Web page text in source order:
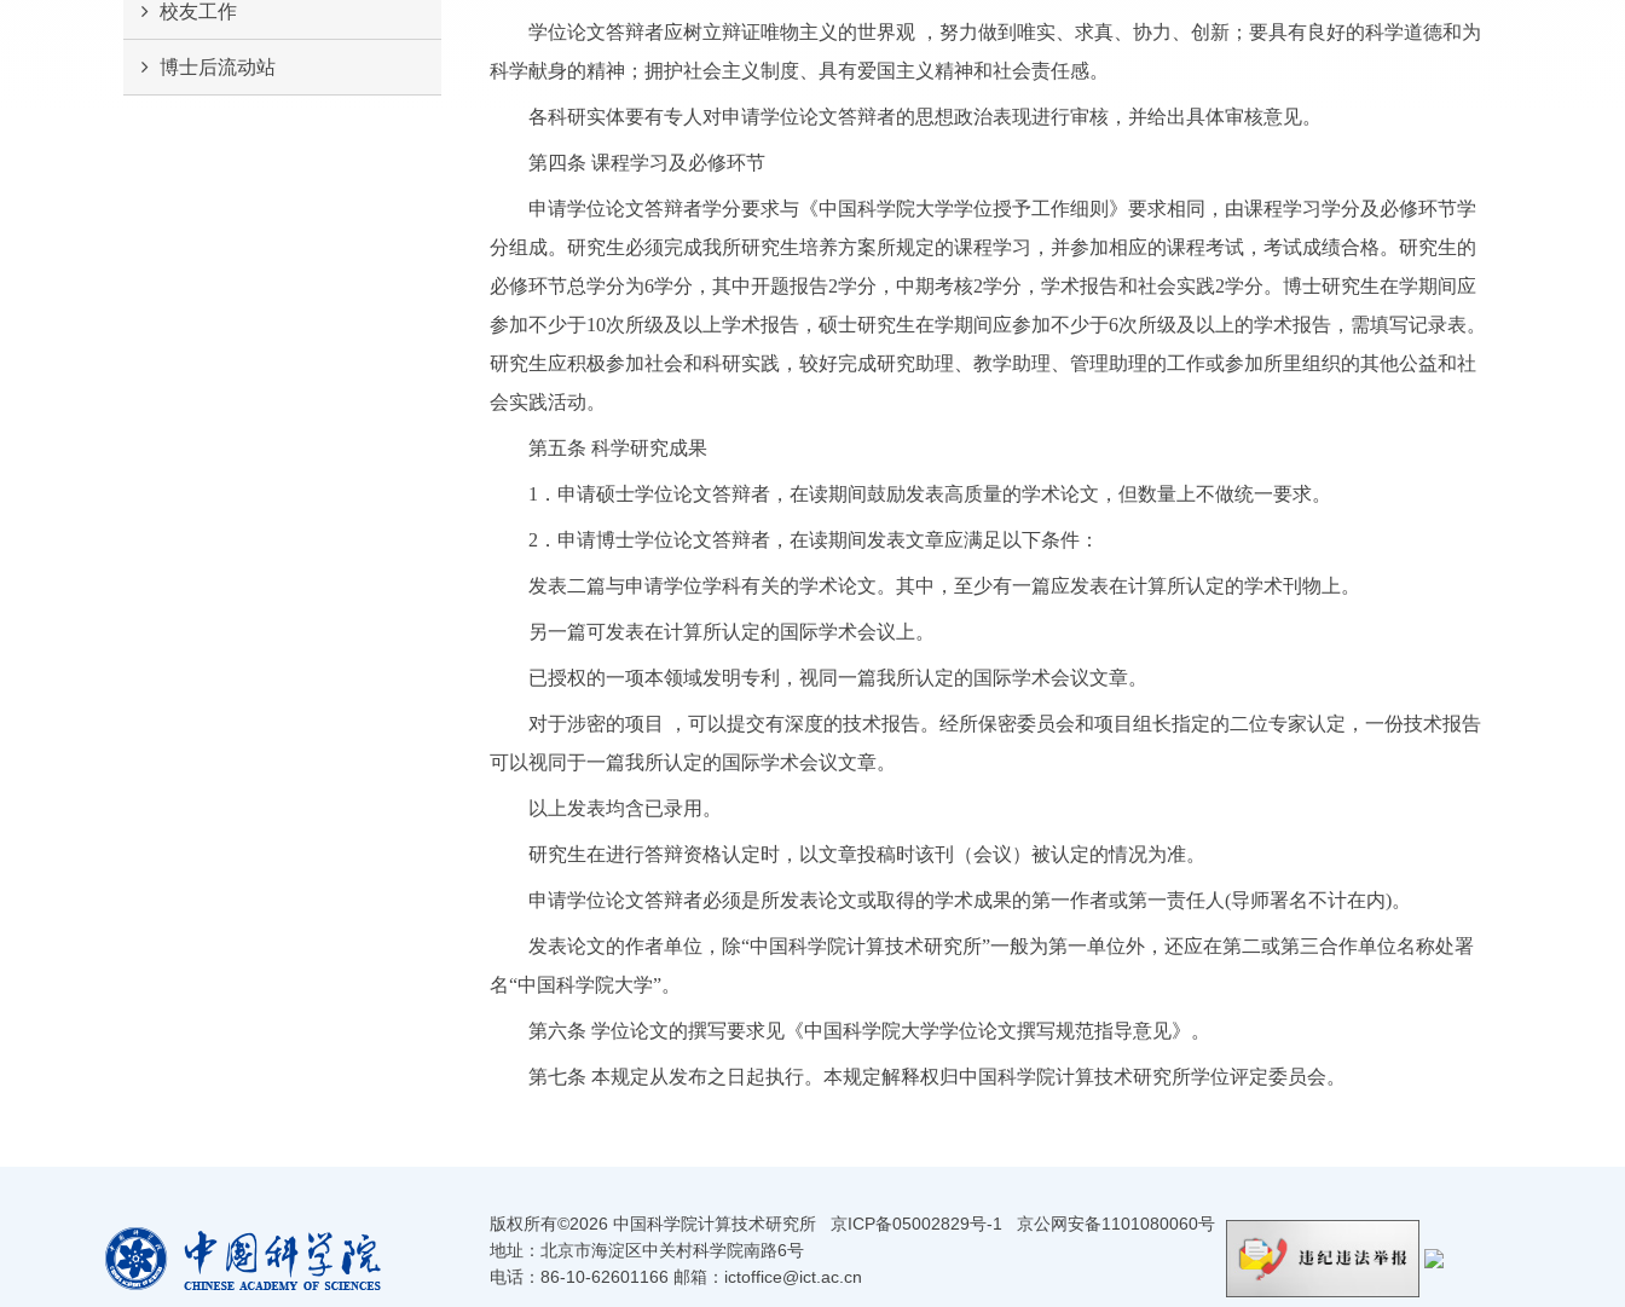
校友工作
博士后流动站
学位论文答辩者应树立辩证唯物主义的世界观 ，努力做到唯实、求真、协力、创新；要具有良好的科学道德和为
科学献身的精神；拥护社会主义制度、具有爱国主义精神和社会责任感。
各科研实体要有专人对申请学位论文答辩者的思想政治表现进行审核，并给出具体审核意见。
第四条 课程学习及必修环节
申请学位论文答辩者学分要求与《中国科学院大学学位授予工作细则》要求相同，由课程学习学分及必修环节学
分组成。研究生必须完成我所研究生培养方案所规定的课程学习，并参加相应的课程考试，考试成绩合格。研究生的
必修环节总学分为6学分，其中开题报告2学分，中期考核2学分，学术报告和社会实践2学分。博士研究生在学期间应
参加不少于10次所级及以上学术报告，硕士研究生在学期间应参加不少于6次所级及以上的学术报告，需填写记录表。
研究生应积极参加社会和科研实践，较好完成研究助理、教学助理、管理助理的工作或参加所里组织的其他公益和社
会实践活动。
第五条 科学研究成果
1．申请硕士学位论文答辩者，在读期间鼓励发表高质量的学术论文，但数量上不做统一要求。
2．申请博士学位论文答辩者，在读期间发表文章应满足以下条件：
发表二篇与申请学位学科有关的学术论文。其中，至少有一篇应发表在计算所认定的学术刊物上。
另一篇可发表在计算所认定的国际学术会议上。
已授权的一项本领域发明专利，视同一篇我所认定的国际学术会议文章。
对于涉密的项目 ，可以提交有深度的技术报告。经所保密委员会和项目组长指定的二位专家认定，一份技术报告
可以视同于一篇我所认定的国际学术会议文章。
以上发表均含已录用。
研究生在进行答辩资格认定时，以文章投稿时该刊（会议）被认定的情况为准。
申请学位论文答辩者必须是所发表论文或取得的学术成果的第一作者或第一责任人(导师署名不计在内)。
发表论文的作者单位，除“中国科学院计算技术研究所”一般为第一单位外，还应在第二或第三合作单位名称处署
名“中国科学院大学”。
第六条 学位论文的撰写要求见《中国科学院大学学位论文撰写规范指导意见》。
第七条 本规定从发布之日起执行。本规定解释权归中国科学院计算技术研究所学位评定委员会。
版权所有©2026 中国科学院计算技术研究所 京ICP备05002829号-1
京公网安备1101080060号
地址：北京市海淀区中关村科学院南路6号
电话：86-10-62601166 邮箱：ictoffice@ict.ac.cn